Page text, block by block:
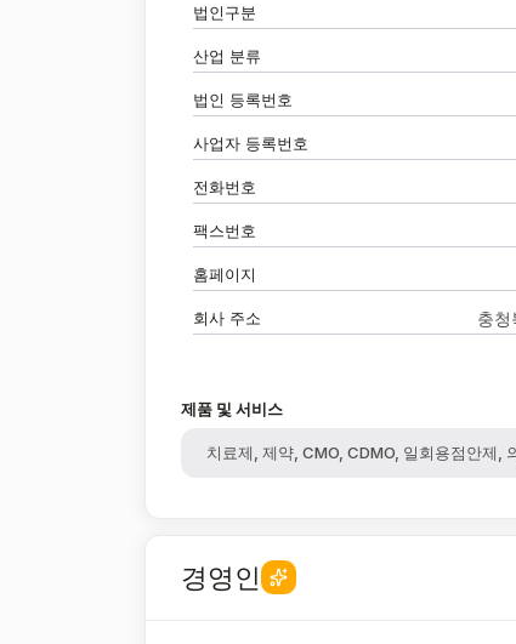
법인구분
산업 분류
법인 등록번호
사업자 등록번호
전화번호
팩스번호
홈페이지
회사 주소 충
제품 및 서비스
치료제, 제약, CMO, CDMO, 일회용점안제,
경영인